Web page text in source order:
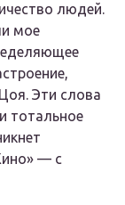
людей.
мое
Эти слова
тотальное
— с